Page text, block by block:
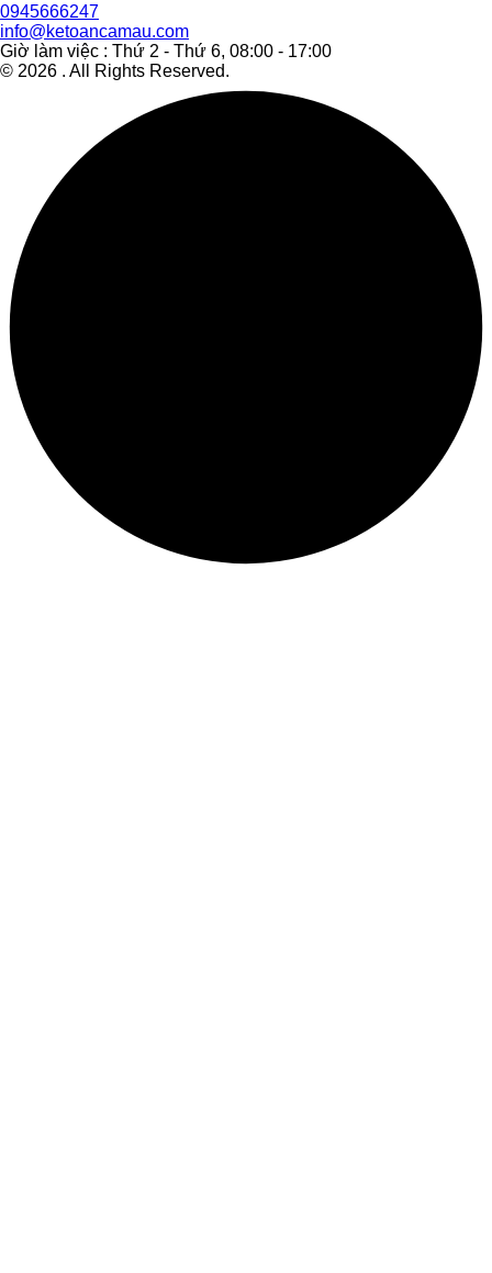
0945666247
info@ketoancamau.com
Giờ làm việc : Thứ 2 - Thứ 6, 08:00 - 17:00
© 2026 . All Rights Reserved.